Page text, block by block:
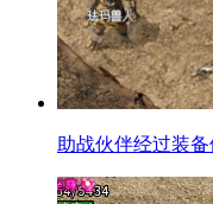
助战伙伴经过装